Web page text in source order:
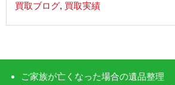
買取ブログ, 買取実績
ご家族が亡くなった場合の遺品整理